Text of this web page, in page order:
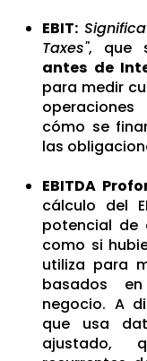
EBIT:
Taxes", que
antes de
para medir
cómo se
las
EBITDA
cálculo del
potencial de
como si
utiliza para
basados
negocio. A
que usa
ajustado, q